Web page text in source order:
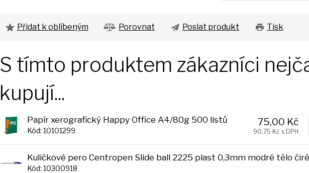
Přidat k oblíbeným Porovnat Poslat produkt Tisk
S tímto produktem zákazníci
kupují...
Papír xerografický Happy Office A4/80g 500 listů
Kód: 10101299
75,00 Kč
90,75 Kč s DPH
Kuličkové pero Centropen Slide ball 2225 plast 0,3mm modré tělo čiré
Kód: 10300918